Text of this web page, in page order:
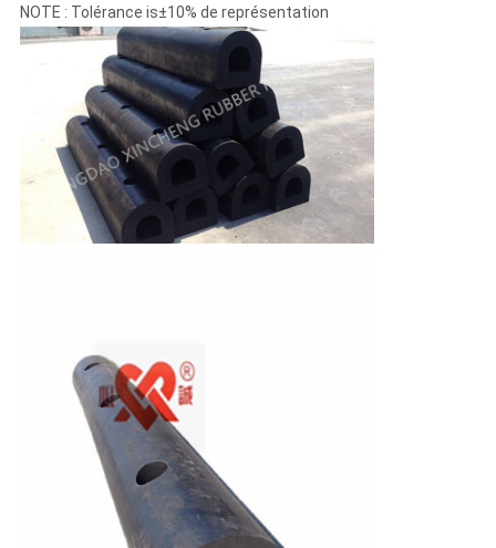
NOTE : Tolérance is±10% de représentation